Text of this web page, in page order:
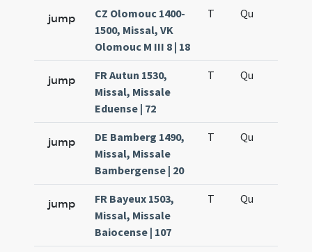
jump
CZ Olomouc 1400-
1500, Missal, VK
Olomouc M III 8 | 18
T Qu
jump
FR Autun 1530,
Missal, Missale
Eduense | 72
T Qu
jump
DE Bamberg 1490,
Missal, Missale
Bambergense | 20
T Qu
jump
FR Bayeux 1503,
Missal, Missale
Baiocense | 107
T Qu